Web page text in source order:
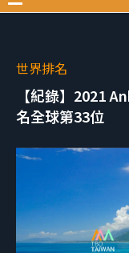
世界排名
【紀錄】2021
名全球第33位